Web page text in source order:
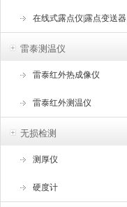
在线式露点仪|露点变送器
雷泰测温仪
雷泰红外热成像仪
雷泰红外测温仪
无损检测
测厚仪
硬度计